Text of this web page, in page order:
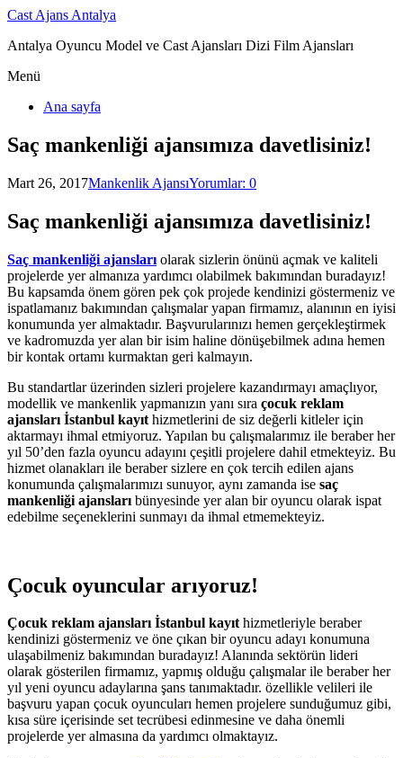
Cast Ajans Antalya
Antalya Oyuncu Model ve Cast Ajansları Dizi Film Ajansları
Menü
Ana sayfa
Saç mankenliği ajansımıza davetlisiniz!
Mart 26, 2017Mankenlik AjansıYorumlar: 0
Saç mankenliği ajansımıza davetlisiniz!
Saç mankenliği ajansları olarak sizlerin önünü açmak ve kaliteli
projelerde yer almanıza yardımcı olabilmek bakımından buradayız!
Bu kapsamda önem gören pek çok projede kendinizi göstermeniz ve
ispatlamanız bakımından çalışmalar yapan firmamız, alanının en iyisi
konumunda yer almaktadır. Başvurularınızı hemen gerçekleştirmek
ve kadromuzda yer alan bir isim haline dönüşebilmek adına hemen
bir kontak ortamı kurmaktan geri kalmayın.
Bu standartlar üzerinden sizleri projelere kazandırmayı amaçlıyor,
modellik ve mankenlik yapmanızın yanı sıra çocuk reklam
ajansları İstanbul kayıt hizmetlerini de siz değerli kitleler için
aktarmayı ihmal etmiyoruz. Yapılan bu çalışmalarımız ile beraber her
yıl 50’den fazla oyuncu adayını çeşitli projelere dahil etmekteyiz. Bu
hizmet olanakları ile beraber sizlere en çok tercih edilen ajans
konumunda çalışmalarımızı sunuyor, aynı zamanda ise saç
mankenliği ajansları bünyesinde yer alan bir oyuncu olarak ispat
edebilme seçeneklerini sunmayı da ihmal etmemekteyiz.
Çocuk oyuncular arıyoruz!
Çocuk reklam ajansları İstanbul kayıthizmetleriyle beraber
kendinizi göstermeniz ve öne çıkan bir oyuncu adayı konumuna
ulaşabilmeniz bakımından buradayız! Alanında sektörün lideri
olarak gösterilen firmamız, yapmış olduğu çalışmalar ile beraber her
yıl yeni oyuncu adaylarına şans tanımaktadır. özellikle velileri ile
başvuru yapan çocuk oyuncuları hemen projelere sunduğumuz gibi,
kısa süre içerisinde set tecrübesi edinmesine ve daha önemli
projelerde yer almasına da yardımcı olmaktayız.